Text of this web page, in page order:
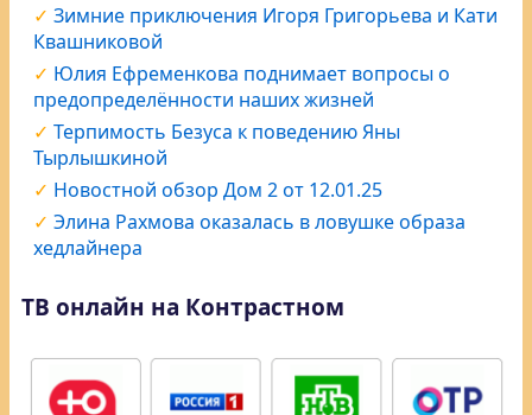
Зимние приключения Игоря Григорьева и Кати
Квашниковой
Юлия Ефременкова поднимает вопросы о
предопределённости наших жизней
Терпимость Безуса к поведению Яны
Тырлышкиной
Новостной обзор Дом 2 от 12.01.25
Элина Рахмова оказалась в ловушке образа
хедлайнера
ТВ онлайн на Контрастном